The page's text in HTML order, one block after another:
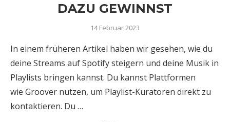
DAZU GEWINNST
14 Februar 2023
In einem früheren Artikel haben wir gesehen, wie du
deine Streams auf Spotify steigern und deine Musik in
Playlists bringen kannst. Du kannst Plattformen
wie Groover nutzen, um Playlist-Kuratoren direkt zu
kontaktieren. Du …